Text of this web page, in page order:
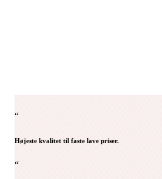
“
Højeste kvalitet til faste lave priser.
“